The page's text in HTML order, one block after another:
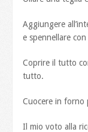
Aggiungere
e spennellare
Coprire il tutto
tutto.
Cuocere in forno
Il mio voto alla